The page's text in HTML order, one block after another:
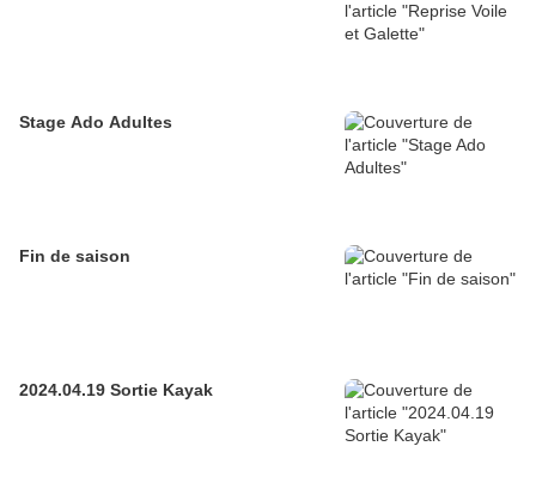
Stage Ado Adultes
Fin de saison
2024.04.19 Sortie Kayak